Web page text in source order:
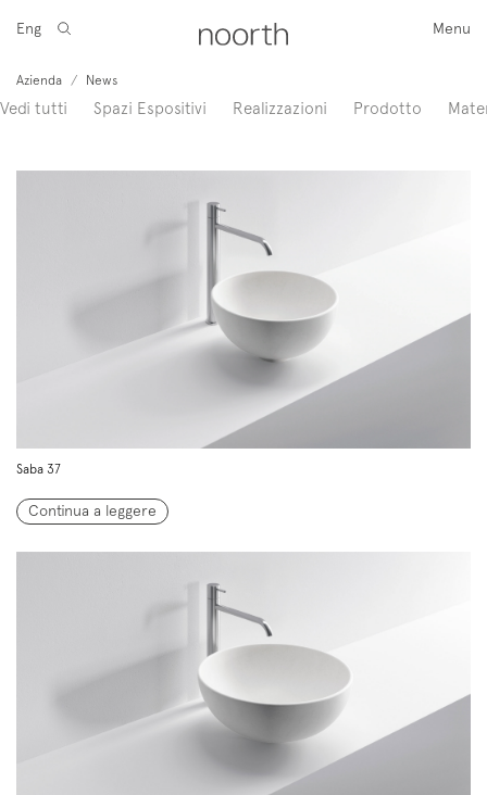
Menu
Eng
Azienda / News
Vedi tutti Spazi Espositivi Realizzazioni Prodotto
Saba 37
Continua a leggere